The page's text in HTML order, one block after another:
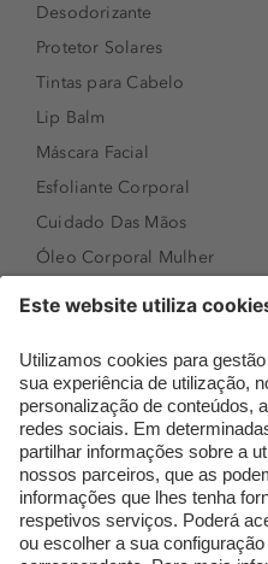
Desodorizante
Protetor Solares
Tintas para Cabelo
Lip Balm
Máscara Facial
Esfoliante Corporal
Cuidado Das Mãos
Óleo Corporal Mulher
Sérum de Rosto
Body mist & Spray
corporal
Produtos para Cabelo
Homem
Espuma de Limpeza
Facial